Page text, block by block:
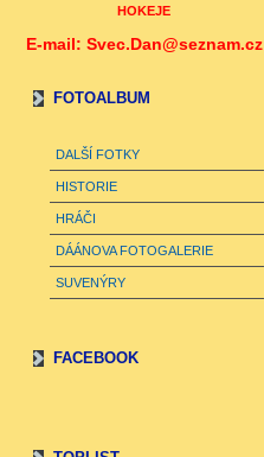
HOKEJE
E-mail: Svec.Dan@seznam.cz
FOTOALBUM
DALŠÍ FOTKY
HISTORIE
HRÁČI
DÁÁNOVA FOTOGALERIE
SUVENÝRY
FACEBOOK